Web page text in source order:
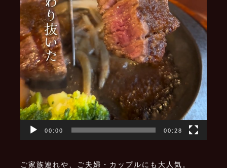
00:00 00:28
ご家族連れや、ご夫婦・カップルにも大人気。